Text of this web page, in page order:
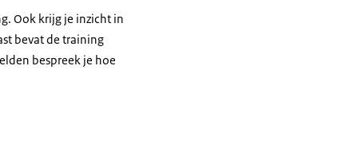
schakel
Ook krijg je inzicht in
bevat de training
bespreek je hoe